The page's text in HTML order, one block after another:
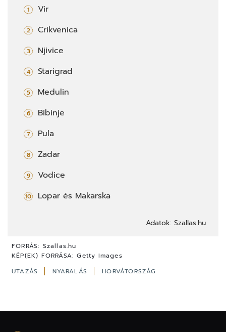
Vir
Crikvenica
Njivice
Starigrad
Medulin
Bibinje
Pula
Zadar
Vodice
Lopar és Makarska
Adatok: Szallas.hu
FORRÁS: Szallas.hu
KÉP(EK) FORRÁSA: Getty Images
UTAZÁS
NYARALÁS HORVÁTORSZÁG